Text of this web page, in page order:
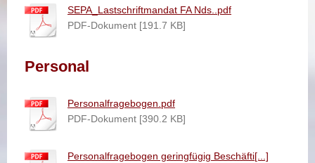
SEPA_Lastschriftmandat FA Nds..pdf
PDF-Dokument [191.7 KB]
Personal
Personalfragebogen.pdf
PDF-Dokument [390.2 KB]
Personalfragebogen geringfügig Beschäfti[...]